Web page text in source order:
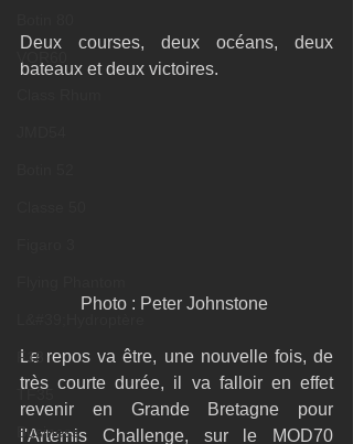
F18
TF35
Business
Deux courses, deux océans, deux
bateaux et deux victoires.
Photo : Peter Johnstone
Le repos va être, une nouvelle fois, de
très courte durée, il va falloir en effet
revenir en Grande Bretagne pour
l'Artemis Challenge, sur le MOD70